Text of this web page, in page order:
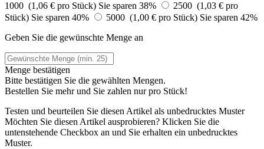
1000 (1,06 € pro Stück) Sie sparen 38%
2500 (1,03 € pro
Stück) Sie sparen 40% 5000 (1,00 € pro Stück) Sie sparen 42%
Geben Sie die gewünschte Menge an
Menge bestätigen
Bitte bestätigen Sie die gewählten Mengen.
Bestellen Sie mehr und Sie zahlen nurpro Stück!
Testen und beurteilen Sie diesen Artikel als unbedrucktes Muster
Möchten Sie diesen Artikel ausprobieren? Klicken Sie die
untenstehende Checkbox an und Sie erhalten ein unbedrucktes
Muster.